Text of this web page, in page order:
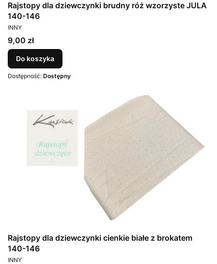
Rajstopy dla dziewczynki brudny róż wzorzyste JULA
140-146
PRODUCENT
INNY
Cena
9,00 zł
Do koszyka
Dostępność: Dostępny
Rajstopy dla dziewczynki cienkie białe z brokatem
140-146
PRODUCENT
INNY